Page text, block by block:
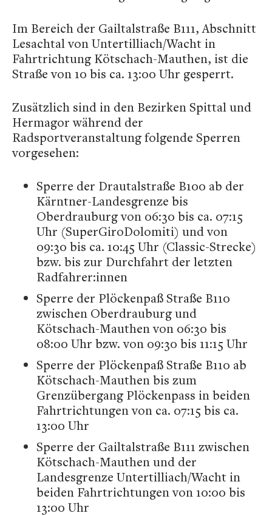
Im Bereich der Gailtalstraße B111, Abschnitt
Lesachtal von Untertilliach/Wacht in
Fahrtrichtung Kötschach-Mauthen, ist die
Straße von 10 bis ca. 13:00 Uhr gesperrt.
Zusätzlich sind in den Bezirken Spittal und
Hermagor während der
Radsportveranstaltung folgende Sperren
vorgesehen:
Sperre der Drautalstraße B100 ab der
Kärntner-Landesgrenze bis
Oberdrauburg von 06:30 bis ca. 07:15
Uhr (SuperGiroDolomiti) und von
09:30 bis ca. 10:45 Uhr (Classic-Strecke)
bzw. bis zur Durchfahrt der letzten
Radfahrer:innen
Sperre der Plöckenpaß Straße B110
zwischen Oberdrauburg und
Kötschach-Mauthen von 06:30 bis
08:00 Uhr bzw. von 09:30 bis 11:15 Uhr
Sperre der Plöckenpaß Straße B110 ab
Kötschach-Mauthen bis zum
Grenzübergang Plöckenpass in beiden
Fahrtrichtungen von ca. 07:15 bis ca.
13:00 Uhr
Sperre der Gailtalstraße B111 zwischen
Kötschach-Mauthen und der
Landesgrenze Untertilliach/Wacht in
beiden Fahrtrichtungen von 10:00 bis
13:00 Uhr